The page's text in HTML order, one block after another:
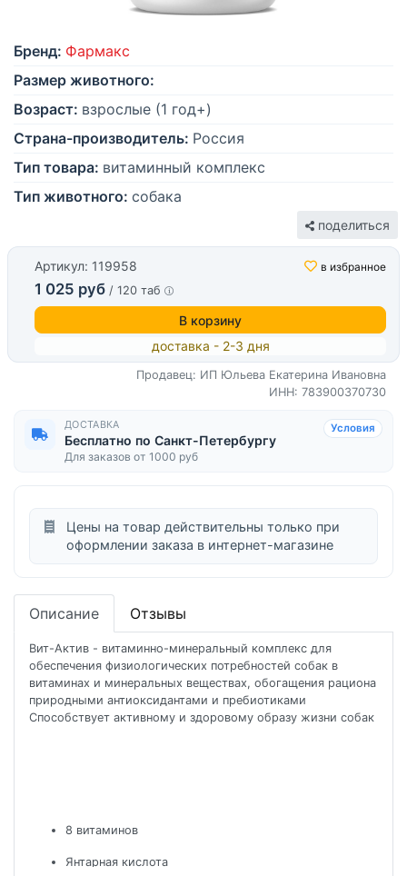
Бренд: Фармакс
Размер животного:
Возраст: взрослые (1 год+)
Страна-производитель: Россия
Тип товара: витаминный комплекс
Тип животного: собака
поделиться
Артикул: 119958 в избранное
1 025 руб / 120 таб
В корзину
доставка - 2-3 дня
Продавец: ИП Юльева Екатерина Ивановна
ИНН: 783900370730
ДОСТАВКА
Бесплатно по Санкт-Петербургу
Для заказов от 1000 руб
Условия
Цены на товар действительны только при
оформлении заказа в интернет-магазине
Описание Отзывы
Вит-Актив - витаминно-минеральный комплекс для
обеспечения физиологических потребностей собак в
витаминах и минеральных веществах, обогащения рациона
природными антиоксидантами и пребиотиками
Способствует активному и здоровому образу жизни собак
8 витаминов
Янтарная кислота